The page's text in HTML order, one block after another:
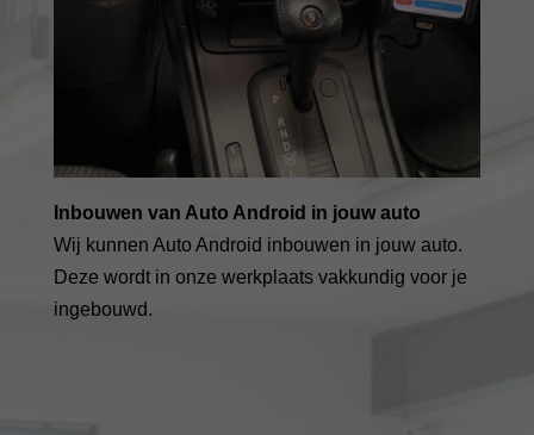
Inbouwen van Auto Android in jouw auto
Wij kunnen Auto Android inbouwen in jouw auto.
Deze wordt in onze werkplaats vakkundig voor je
ingebouwd.